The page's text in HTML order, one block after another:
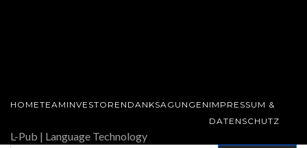
HOMETEAM INVESTOREN DANKSAGUNGEN IMPRESSUM &
DATENSCHUTZ
L-Pub | Language Technology